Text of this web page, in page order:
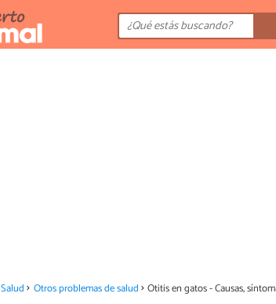
Salud Otros problemas de salud Otitis en gatos - Causas,